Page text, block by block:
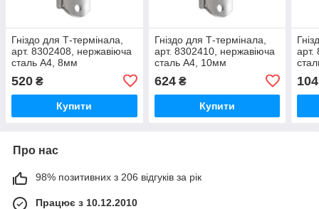
Гніздо для Т-термінала,
арт. 8302408, нержавіюча
сталь А4, 8мм
520 ₴
Купити
Гніздо для Т-термінала,
арт. 8302410, нержавіюча
сталь А4, 10мм
624₴
Купити
арт.
104
Про нас
98% позитивних з 206 відгуків за рік
Працює з 10.12.2010